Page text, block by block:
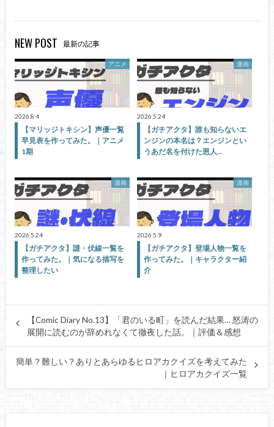
NEW POST 最新の記事
アニメ
2026.8.4
【マリッジトキシン】声優一覧
早見表を作ってみた。｜アニメ
1期
漫画
2026.5.24
【ガチアクタ】誰も知らないエ
ンジンの本名は？エンジンとい
うあだ名を付けた恩人…
漫画
2026.5.24
【ガチアクタ】謎・伏線一覧を
作ってみた。｜気になる描写を
整理したい
漫画
2026.5.9
【ガチアクタ】登場人物一覧を
作ってみた。｜キャラクター紹
介
【Comic Diary No.13】「君のいる町」を読んだ結果… 怒涛の
展開に読むのが辞めれなくて徹夜した話。｜評価＆感想
簡単？難しい？ありとあらゆるヒロアカクイズを考えてみた
｜ヒロアカクイズ一覧